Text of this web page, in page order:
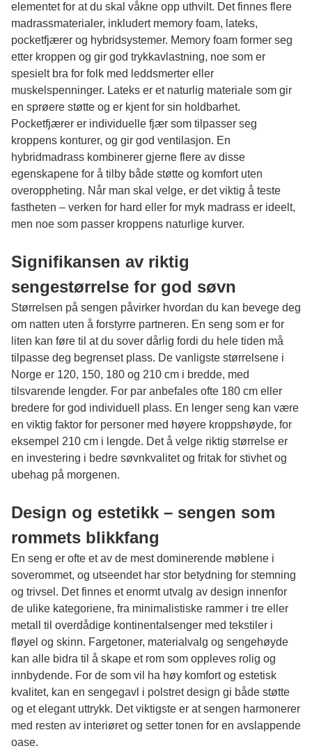
elementet for at du skal våkne opp uthvilt. Det finnes flere
madrassmaterialer, inkludert memory foam, lateks,
pocketfjærer og hybridsystemer. Memory foam former seg
etter kroppen og gir god trykkavlastning, noe som er
spesielt bra for folk med leddsmerter eller
muskelspenninger. Lateks er et naturlig materiale som gir
en sprøere støtte og er kjent for sin holdbarhet.
Pocketfjærer er individuelle fjær som tilpasser seg
kroppens konturer, og gir god ventilasjon. En
hybridmadrass kombinerer gjerne flere av disse
egenskapene for å tilby både støtte og komfort uten
overoppheting. Når man skal velge, er det viktig å teste
fastheten – verken for hard eller for myk madrass er ideelt,
men noe som passer kroppens naturlige kurver.
Signifikansen av riktig
sengestørrelse for god søvn
Størrelsen på sengen påvirker hvordan du kan bevege deg
om natten uten å forstyrre partneren. En seng som er for
liten kan føre til at du sover dårlig fordi du hele tiden må
tilpasse deg begrenset plass. De vanligste størrelsene i
Norge er 120, 150, 180 og 210 cm i bredde, med
tilsvarende lengder. For par anbefales ofte 180 cm eller
bredere for god individuell plass. En lenger seng kan være
en viktig faktor for personer med høyere kroppshøyde, for
eksempel 210 cm i lengde. Det å velge riktig størrelse er
en investering i bedre søvnkvalitet og fritak for stivhet og
ubehag på morgenen.
Design og estetikk – sengen som
rommets blikkfang
En seng er ofte et av de mest dominerende møblene i
soverommet, og utseendet har stor betydning for stemning
og trivsel. Det finnes et enormt utvalg av design innenfor
de ulike kategoriene, fra minimalistiske rammer i tre eller
metall til overdådige kontinentalsenger med tekstiler i
fløyel og skinn. Fargetoner, materialvalg og sengehøyde
kan alle bidra til å skape et rom som oppleves rolig og
innbydende. For de som vil ha høy komfort og estetisk
kvalitet, kan en sengegavl i polstret design gi både støtte
og et elegant uttrykk. Det viktigste er at sengen harmonerer
med resten av interiøret og setter tonen for en avslappende
oase.